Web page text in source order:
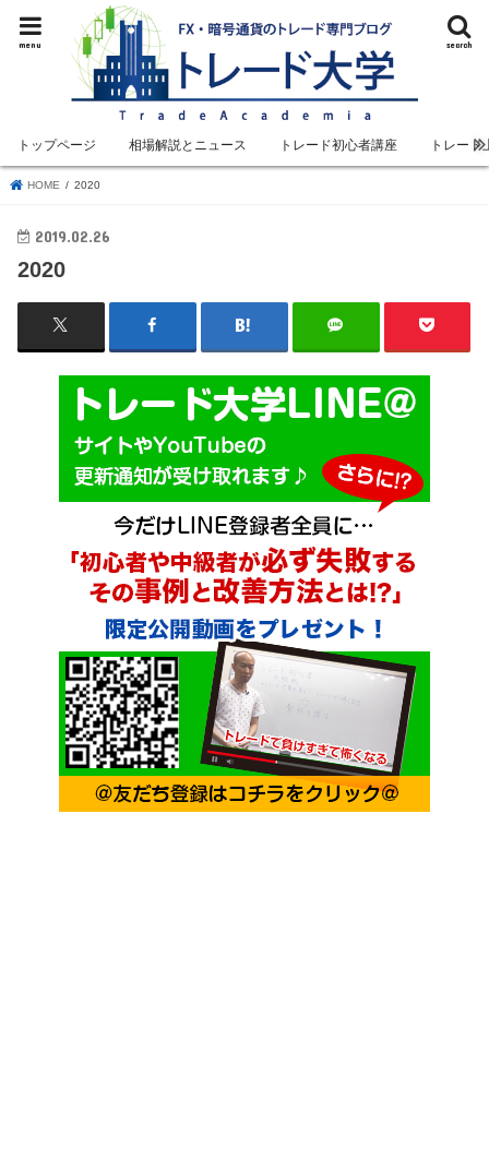
search
menu
トップページ 相場解説とニュース トレード初心者講座 トレード
HOME 2020
2019.02.26
2020